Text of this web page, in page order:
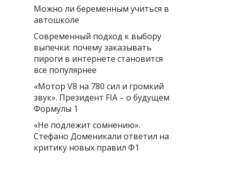
Можно ли беременным учиться в
автошколе
Современный подход к выбору
выпечки: почему заказывать
пироги в интернете становится
все популярнее
«Мотор V8 на 780 сил и громкий
звук». Президент FIA – о будущем
Формулы 1
«Не подлежит сомнению».
Стефано Доменикали ответил на
критику новых правил Ф1